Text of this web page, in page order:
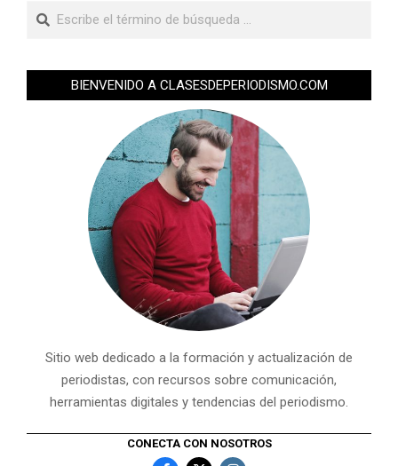
BIENVENIDO A CLASESDEPERIODISMO.COM
Sitio web dedicado a la formación y actualización de
periodistas, con recursos sobre comunicación,
herramientas digitales y tendencias del periodismo.
CONECTA CON NOSOTROS